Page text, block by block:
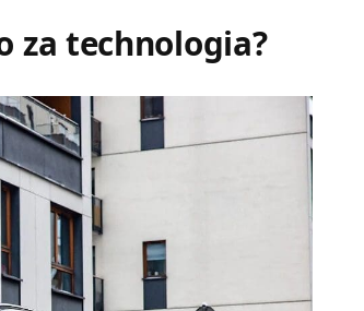
za technologia?